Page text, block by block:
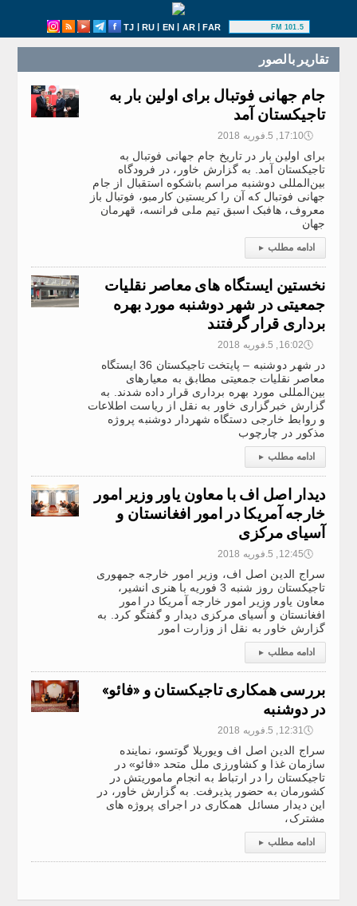
TJ | RU | EN | AR|FAR 101.5 FM
تقارير بالصور
جام جهانی فوتبال برای اولین بار به
تاجیکستان آمد
🕔17:10, 5.فوریه 2018
برای اولین بار در تاریخ جام جهانی فوتبال به
تاجیکستان آمد. به گزارش خاور، در فرودگاه
بین‌المللی دوشنبه مراسم باشکوه استقبال از جام
جهانی فوتبال که آن را کریستین کارمبو، فوتبال باز
معروف، هافبک اسبق تیم ملی فرانسه، قهرمان
جهان
ادامه مطلب ▸
نخستین ایستگاه های معاصر نقلیات
جمعیتی در شهر دوشنبه مورد بهره
برداری قرار گرفتند
🕔16:02, 5.فوریه 2018
در شهر دوشنبه – پایتخت تاجیکستان 36 ایستگاه
معاصر نقلیات جمعیتی مطابق به معیارهای
بین‌المللی مورد بهره برداری قرار داده شدند. به
گزارش خبرگزاری خاور به نقل از ریاست اطلاعات
و روابط خارجی دستگاه شهردار دوشنبه پروژه
مذکور در چارچوب
ادامه مطلب ▸
دیدار اصل اف با معاون یاور وزیر امور
خارجه آمریکا در امور افغانستان و
آسیای مرکزی
🕔12:45, 5.فوریه 2018
سراج الدین اصل اف، وزیر امور خارجه جمهوری
تاجیکستان روز شنبه 3 فوریه با هنری انشیر،
معاون یاور وزیر امور خارجه آمریکا در امور
افغانستان و آسیای مرکزی دیدار و گفتگو کرد. به
گزارش خاور به نقل از وزارت امور
ادامه مطلب ▸
بررسی همکاری تاجیکستان و «فائو»
در دوشنبه
🕔12:31, 5.فوریه 2018
سراج الدین اصل اف ویوریلا گوتسو، نماینده
سازمان غذا و کشاورزی ملل متحد «فائو» در
تاجیکستان را در ارتباط به انجام ماموریتش در
کشورمان به حضور پذیرفت. به گزارش خاور، در
این دیدار مسائل همکاری در اجرای پروژه های
مشترک،
ادامه مطلب ▸